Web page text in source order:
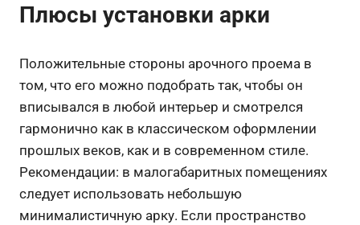
Плюсы установки арки
Положительные стороны арочного проема в
том, что его можно подобрать так, чтобы он
вписывался в любой интерьер и смотрелся
гармонично как в классическом оформлении
прошлых веков, как и в современном стиле.
Рекомендации: в малогабаритных помещениях
следует использовать небольшую
минималистичную арку. Если пространство